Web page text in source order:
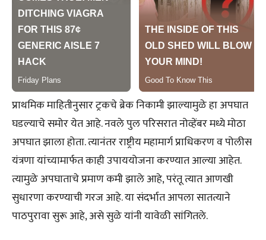
प्राथमिक माहितीनुसार ट्रकचे ब्रेक निकामी झाल्यामुळे हा अपघात
घडल्याचे समोर येत आहे. नवले पुल परिसरात नोव्हेंबर मध्ये मोठा
अपघात झाला होता. त्यानंतर राष्ट्रीय महामार्ग प्राधिकरण व पोलीस
यंत्रणा यांच्यामार्फत काही उपाययोजना करण्यात आल्या आहेत.
त्यामुळे अपघाताचे प्रमाण कमी झाले आहे, परंतू त्यात आणखी
सुधारणा करण्याची गरज आहे. या संदर्भात आपला सातत्याने
पाठपुरावा सुरू आहे, असे सुळे यांनी यावेळी सांगितले.